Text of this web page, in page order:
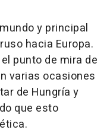
y principal
hacia Europa.
punto de mira de
varias ocasiones
de Hungría y
que esto